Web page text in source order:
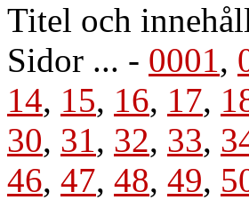
Titel och
Sidor ... - 0001,
14, 15, 16, 17,
30, 31, 32, 33,
46, 47, 48, 49,